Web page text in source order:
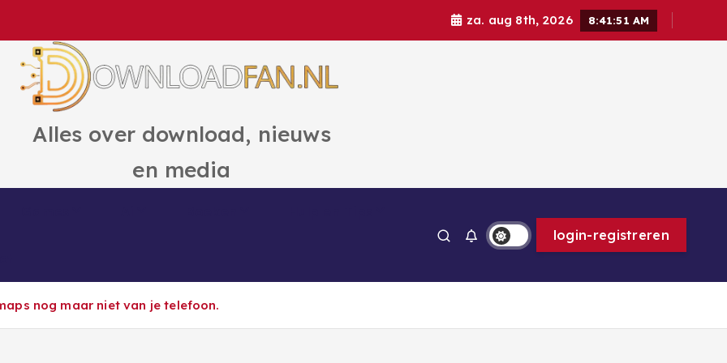
za. aug 8th, 2026 8:41:52 AM
Alles over download, nieuws
en media
login-registreren
nog maar niet van je telefoon.